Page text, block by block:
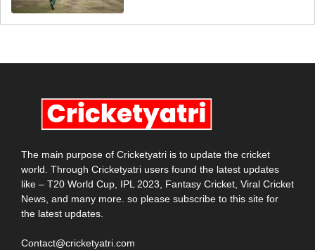
The main purpose of Cricketyatri is to update the cricket
world. Through Cricketyatri users found the latest updates
like – T20 World Cup, IPL 2023, Fantasy Cricket, Viral Cricket
News, and many more. so please subscribe to this site for
the latest updates.
Contact@cricketyatri.com